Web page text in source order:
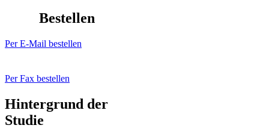
Bestellen
Per E-Mail bestellen
Per Fax bestellen
Hintergrund der
Studie